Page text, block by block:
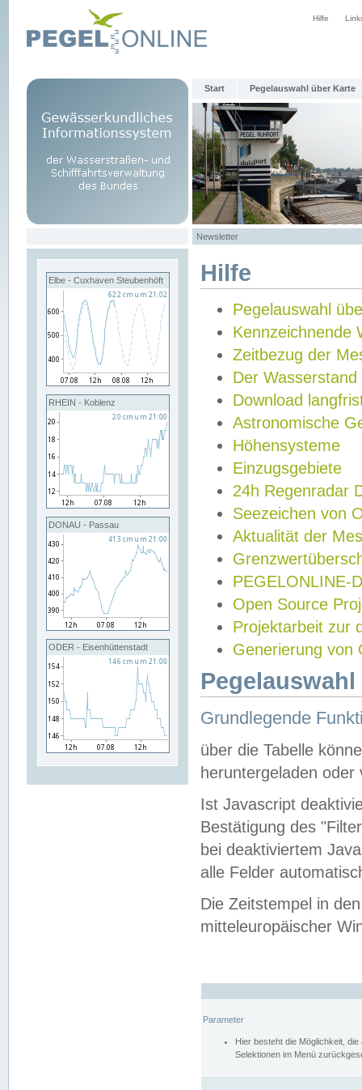
Hilfe
Start Pegelauswahl über Karte
Newsletter
Elbe - Cuxhaven Steubenhöft
RHEIN - Koblenz
DONAU - Passau
ODER - Eisenhüttenstadt
Hilfe
Pegelauswahl
Kennzeichnende
Zeitbezug der
Der Wasserstand
Download
Astronomische
Höhensysteme
Einzugsgebiete
24h Regenradar
Seezeichen von
Aktualität der
PEGELONLINE-
Open Source
Projektarbeit zur
Generierung von
Grundlegende
über die Tabelle
heruntergeladen oder
Ist Javascript
Bestätigung des
bei deaktiviertem
alle Felder
Die Zeitstempel in
mitteleuropäischer
Parameter
Hier besteht die Möglichkeit,
Selektionen im Menü